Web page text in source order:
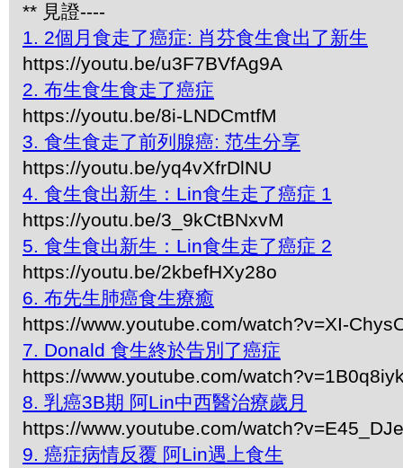
** 見證----
1. 2個月食走了癌症: 肖芬食生食出了新生
https://youtu.be/u3F7BVfAg9A
2. 布生食生食走了癌症
https://youtu.be/8i-LNDCmtfM
3. 食生食走了前列腺癌: 范生分享
https://youtu.be/yq4vXfrDlNU
4. 食生食出新生：Lin食生走了癌症 1
https://youtu.be/3_9kCtBNxvM
5. 食生食出新生：Lin食生走了癌症 2
https://youtu.be/2kbefHXy28o
6. 布先生肺癌食生療癒
https://www.youtube.com/watch?v=XI-
7. Donald 食生終於告別了癌症
https://www.youtube.com/
8. 乳癌3B期 阿Lin中西醫治療歲月
https://www.youtube.com/
9. 癌症病情反覆 阿Lin遇上食生